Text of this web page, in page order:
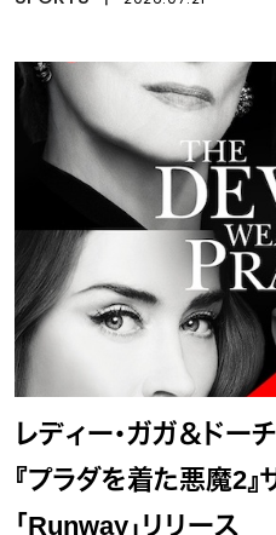
レディー・ガガ＆ドー
『プラダを着た悪魔2』
「Runway」リリース